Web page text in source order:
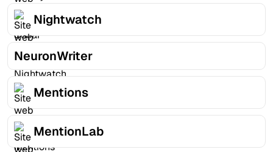
Nightwatch
NeuronWriter
Mentions
MentionLab